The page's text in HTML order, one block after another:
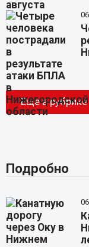
Еще в рубрике
Подробно